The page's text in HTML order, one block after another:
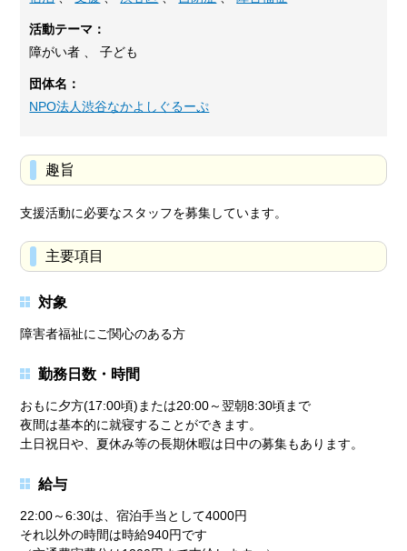
活動テーマ：
障がい者 、 子ども
団体名：
NPO法人渋谷なかよしぐるーぷ
趣旨
支援活動に必要なスタッフを募集しています。
主要項目
対象
障害者福祉にご関心のある方
勤務日数・時間
おもに夕方(17:00頃)または20:00～翌朝8:30頃まで
夜間は基本的に就寝することができます。
土日祝日や、夏休み等の長期休暇は日中の募集もあります。
給与
22:00～6:30は、宿泊手当として4000円
それ以外の時間は時給940円です